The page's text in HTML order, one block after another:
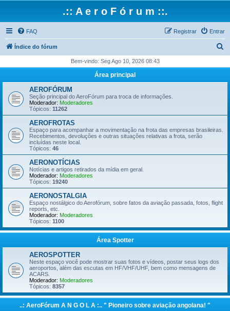
.:: A e r o F ó r u m ::.
FAQ Entrar
Registrar
Índice do fórum
q
Bem-vindo: Seg Ago 10, 2026 08:43
Área principal
AEROFÓRUM
Seção principal do AeroFórum para troca de informações.
Moderador: Moderadores
Tópicos: 11262
AEROFROTAS
Espaço para acompanhar a movimentação na frota das empresas brasileiras.
Recebimentos, devoluções e outras situações relativas a frota, serão
incluídas neste local.
Tópicos: 46
AERONOTÍCIAS
Notícias e artigos retirados da mídia em geral.
Moderador: Moderadores
Tópicos: 19240
AERONOSTALGIA
Espaço nostálgico do Aerofórum, sobre fatos da aviação passada, fotos, flight
reports, etc.
Moderador: Moderadores
Tópicos: 1100
Área Spotter
AEROSPOTTER
Neste espaço você pode mostrar suas fotos e vídeos, postar seus logs dos
aeroportos, além das escutas em HF/VHF/UHF, bem como mensagens de
ACARS.
Moderador: Moderadores
Tópicos: 8357
..: AeroFórum A N G O L A :.. " Pioneiro sobre aviação angolana! "